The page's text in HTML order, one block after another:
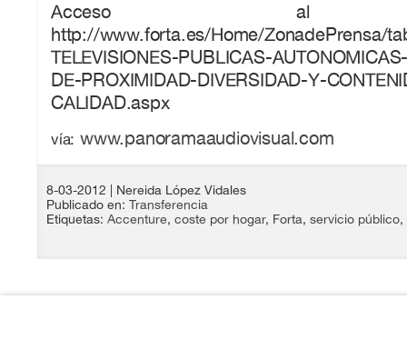
Acceso al
http://www.forta.es/Home/ZonadePrensa/
TELEVISIONES-PUBLICAS-
DE-PROXIMIDAD-DIVERSIDAD-Y-
CALIDAD.aspx
vía: www.panoramaaudiovisual.com
8-03-2012
| Nereida López Vidales
Publicado en: Transferencia
Etiquetas: Accenture, coste por hogar, Forta, servicio público,